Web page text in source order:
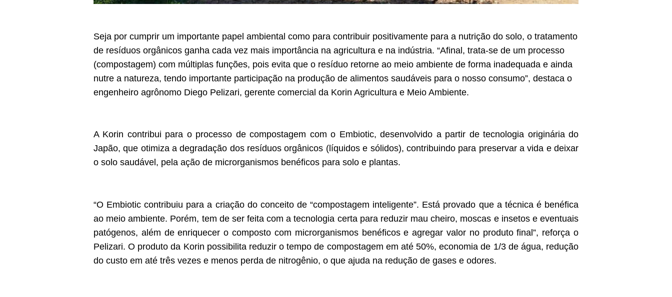
Seja por cumprir um importante papel ambiental como para contribuir positivamente para a nutrição do solo, o tratamento
de resíduos orgânicos ganha cada vez mais importância na agricultura e na indústria. “Afinal, trata-se de um processo
(compostagem) com múltiplas funções, pois evita que o resíduo retorne ao meio ambiente de forma inadequada e ainda
nutre a natureza, tendo importante participação na produção de alimentos saudáveis para o nosso consumo”, destaca o
engenheiro agrônomo Diego Pelizari, gerente comercial da Korin Agricultura e Meio Ambiente.
A Korin contribui para o processo de compostagem com o Embiotic, desenvolvido a partir de tecnologia originária do
Japão, que otimiza a degradação dos resíduos orgânicos (líquidos e sólidos), contribuindo para preservar a vida e deixar
o solo saudável, pela ação de microrganismos benéficos para solo e plantas.
“O Embiotic contribuiu para a criação do conceito de “compostagem inteligente”. Está provado que a técnica é benéfica
ao meio ambiente. Porém, tem de ser feita com a tecnologia certa para reduzir mau cheiro, moscas e insetos e eventuais
patógenos, além de enriquecer o composto com microrganismos benéficos e agregar valor no produto final”, reforça o
Pelizari. O produto da Korin possibilita reduzir o tempo de compostagem em até 50%, economia de 1/3 de água, redução
do custo em até três vezes e menos perda de nitrogênio, o que ajuda na redução de gases e odores.